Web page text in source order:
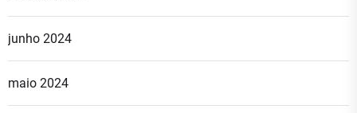
junho 2024
maio 2024